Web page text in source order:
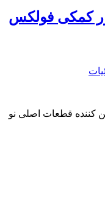
کمکی فولکس
کننده قطعات اصلی نو